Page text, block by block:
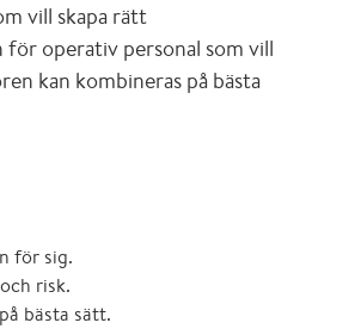
vill skapa rätt
operativ personal som vill
kan kombineras på bästa
för sig.
risk.
bästa sätt.